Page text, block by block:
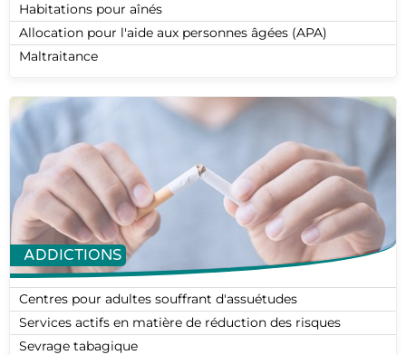
Habitations pour aînés
Allocation pour l'aide aux personnes âgées (APA)
Maltraitance
ADDICTIONS
Centres pour adultes souffrant d'assuétudes
Services actifs en matière de réduction des risques
Sevrage tabagique